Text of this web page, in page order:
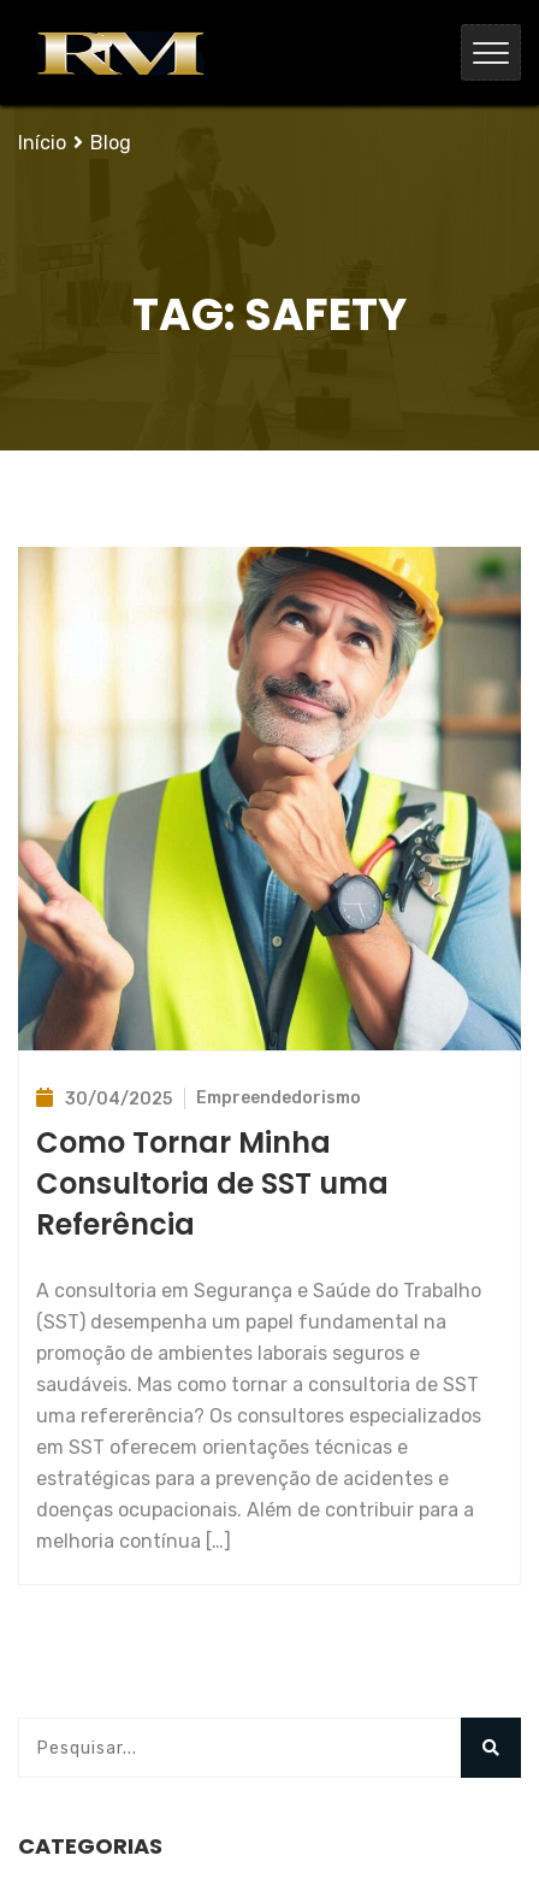
Início Blog
TAG: SAFETY
30/04/2025 Empreendedorismo
Como Tornar Minha
Consultoria de SST uma
Referência
A consultoria em Segurança e Saúde do Trabalho
(SST) desempenha um papel fundamental na
promoção de ambientes laborais seguros e
saudáveis. Mas como tornar a consultoria de SST
uma refererência? Os consultores especializados
em SST oferecem orientações técnicas e
estratégicas para a prevenção de acidentes e
doenças ocupacionais. Além de contribuir para a
melhoria contínua […]
CATEGORIAS